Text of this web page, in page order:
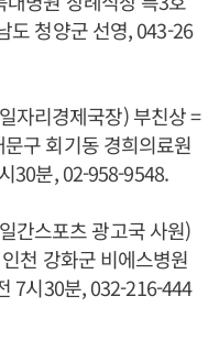
도 청양군 선영, 043-26
자리경제국장) 부친상 =
구 회기동 경희의료원
30분, 02-958-9548.
간스포츠 광고국 사원)
천 강화군 비에스병원
7시30분, 032-216-444